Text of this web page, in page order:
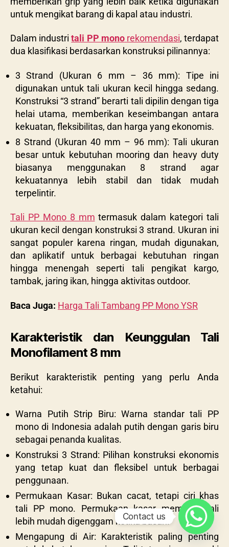
untuk mengikat barang di kapal atau industri.
Dalam industritali PP mono rekomendasi, terdapat
dua klasifikasi berdasarkan konstruksi pilinannya:
3 Strand (Ukuran 6 mm – 36 mm): Tipe ini
digunakan untuk tali ukuran kecil hingga sedang.
Konstruksi “3 strand” berarti tali dipilin dengan tiga
helai utama, memberikan keseimbangan antara
kekuatan, fleksibilitas, dan harga yang ekonomis.
8 Strand (Ukuran 40 mm – 96 mm): Tali ukuran
besar untuk kebutuhan mooring dan heavy duty
biasanya menggunakan 8 strand agar
kekuatannya lebih stabil dan tidak mudah
terpelintir.
Tali PP Mono 8 mm termasuk dalam kategori tali
ukuran kecil dengan konstruksi 3 strand. Ukuran ini
sangat populer karena ringan, mudah digunakan,
dan aplikatif untuk berbagai kebutuhan ringan
hingga menengah seperti tali pengikat kargo,
tambak, jaring ikan, hingga aktivitas outdoor.
Baca Juga: Harga Tali Tambang PP Mono YSR
Karakteristik dan Keunggulan Tali
Monofilament 8 mm
Berikut karakteristik penting yang perlu Anda
ketahui:
Warna Putih Strip Biru: Warna standar tali PP
mono di Indonesia adalah putih dengan garis biru
sebagai penanda kualitas.
Konstruksi 3 Strand: Pilihan konstruksi ekonomis
yang tetap kuat dan fleksibel untuk berbagai
penggunaan.
Permukaan Kasar: Bukan cacat, tetapi ciri khas
tali PP mono. Permukaan kasar membuat tali
lebih mudah digenggam ketika basah.
Mengapung di Air: Karakteristik paling penting
Contact us